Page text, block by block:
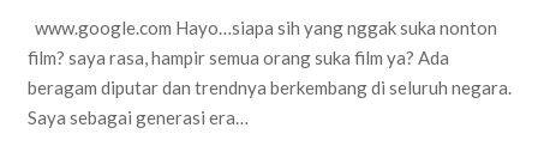
www.google.com Hayo…siapa sih yang nggak suka nonton
film? saya rasa, hampir semua orang suka film ya? Ada
beragam diputar dan trendnya berkembang di seluruh negara.
Saya sebagai generasi era…